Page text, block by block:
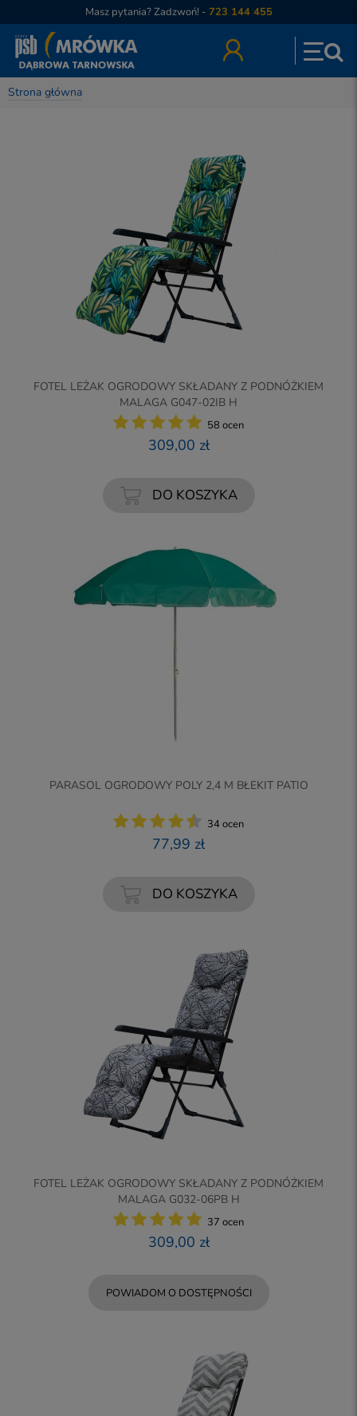
Masz pytania? Zadzwoń! - 723 144 455
Strona główna
FOTEL LEŻAK OGRODOWY SKŁADANY Z PODNÓŻKIEM
MALAGA G047-02IB H
58 ocen
309,00 zł
DO KOSZYKA
PARASOL OGRODOWY POLY 2,4 M BŁEKIT PATIO
34 ocen
77,99 zł
DO KOSZYKA
FOTEL LEŻAK OGRODOWY SKŁADANY Z PODNÓŻKIEM
MALAGA G032-06PB H
37 ocen
309,00 zł
POWIADOM O DOSTĘPNOŚCI